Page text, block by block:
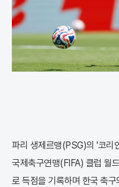
파리 생제르맹(PSG)의 '코리
국제축구연맹(FIFA) 클럽 월
로 득점을 기록하며 한국 축